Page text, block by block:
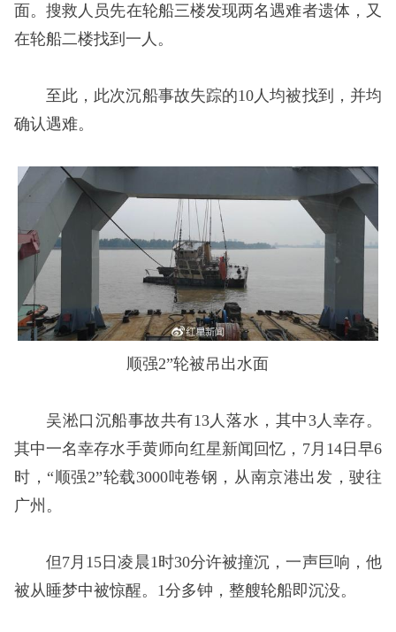
面。搜救人员先在轮船三楼发现两名遇难者遗体，又
在轮船二楼找到一人。
至此，此次沉船事故失踪的10人均被找到，并均
确认遇难。
顺强2”轮被吊出水面
吴淞口沉船事故共有13人落水，其中3人幸存。
其中一名幸存水手黄师向红星新闻回忆，7月14日早6
时，“顺强2”轮载3000吨卷钢，从南京港出发，驶往
广州。
但7月15日凌晨1时30分许被撞沉，一声巨响，他
被从睡梦中被惊醒。1分多钟，整艘轮船即沉没。